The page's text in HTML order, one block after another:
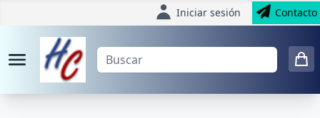
Iniciar sesión Contacto